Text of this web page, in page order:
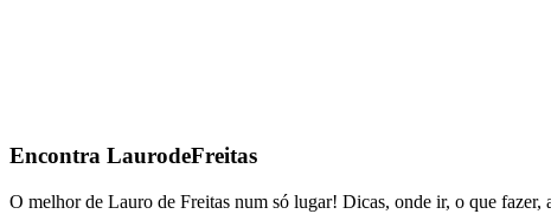
Encontra LaurodeFreitas
O melhor de Lauro de Freitas num só lugar! Dicas, onde ir, o que